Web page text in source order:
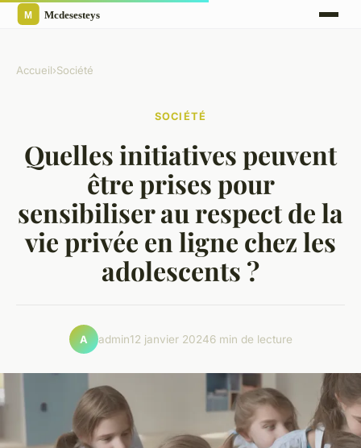
Accueil›Société
SOCIÉTÉ
Quelles initiatives peuvent
être prises pour
sensibiliser au respect de la
vie privée en ligne chez les
adolescents ?
A admin12 janvier 20246 min de lecture